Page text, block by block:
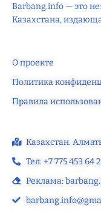
Barbang.info — это
Казахстана,
О проекте
Политика
Правила
Казахстан.
Тел: +7 775 453 64
Реклама: